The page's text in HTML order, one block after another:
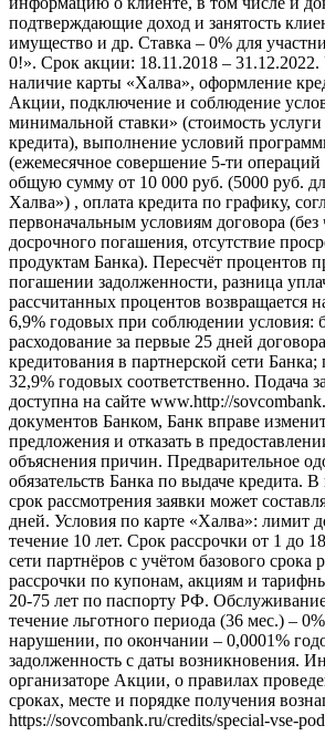
подтверждающие доход и занятость
имущество и др. Ставка – 0% для
0!». Срок акции: 18.11.2018 –
наличие карты «Халва», оформление
Акции, подключение и соблюдение
минимальной ставки» (стоимость
кредита), выполнение условий
(ежемесячное совершение 5-ти операций
общую сумму от 10 000 руб. (5000 руб.
Халва») , оплата кредита по графику,
первоначальным условиям договора (без
досрочного погашения, отсутствие
продуктам Банка). Пересчёт процентов
погашении задолженности, разница
рассчитанных процентов возвращается
6,9% годовых при соблюдении условия:
расходование за первые 25 дней
кредитования в партнерской сети
32,9% годовых соответственно. Подача
доступна на сайте www.http://
документов Банком, Банк вправе
предложения и отказать в
объяснения причин. Предварительное
обязательств Банка по выдаче кредита.
срок рассмотрения заявки может
дней. Условия по карте «Халва»: лимит
течение 10 лет. Срок рассрочки от 1 до
сети партнёров с учётом базового срока
рассрочки по купонам, акциям и
20-75 лет по паспорту РФ.
течение льготного периода (36 мес.) –
нарушении, по окончании – 0,0001%
задолженность с даты возникновения.
организаторе Акции, о правилах
сроках, месте и порядке получения
https://sovcombank.ru/credits/special-vse-